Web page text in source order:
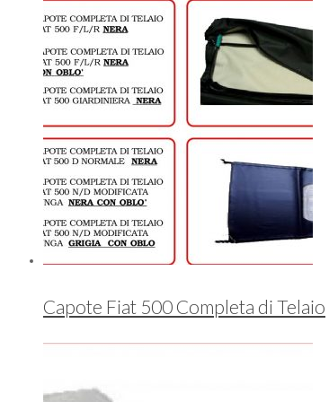
Capote Fiat 500 Completa di Telaio